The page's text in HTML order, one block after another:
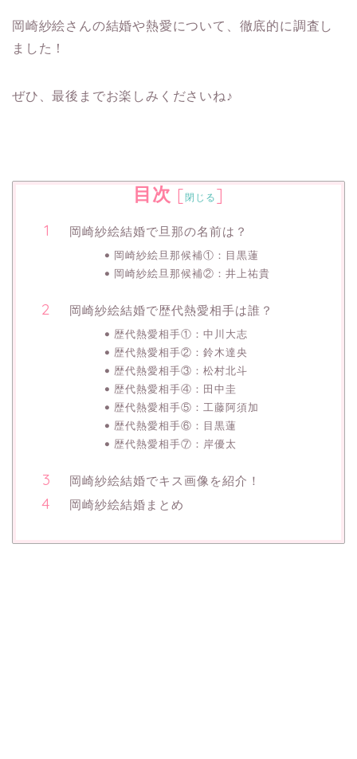
岡崎紗絵さんの結婚や熱愛について、徹底的に調査し
ました！
ぜひ、最後までお楽しみくださいね♪
目次 [閉じる ]
岡崎紗絵結婚で旦那の名前は？
岡崎紗絵旦那候補①：目黒蓮
岡崎紗絵旦那候補②：井上祐貴
岡崎紗絵結婚で歴代熱愛相手は誰？
歴代熱愛相手①：中川大志
歴代熱愛相手②：鈴木達央
歴代熱愛相手③：松村北斗
歴代熱愛相手④：田中圭
歴代熱愛相手⑤：工藤阿須加
歴代熱愛相手⑥：目黒蓮
歴代熱愛相手⑦：岸優太
岡崎紗絵結婚でキス画像を紹介！
岡崎紗絵結婚まとめ